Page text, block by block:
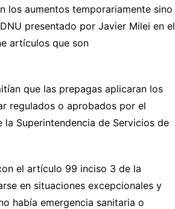
los aumentos temporariamente sino
presentado por Javier Milei en el
artículos que son
que las prepagas aplicaran los
regulados o aprobados por el
Superintendencia de Servicios de
el artículo 99 inciso 3 de la
en situaciones excepcionales y
había emergencia sanitaria o